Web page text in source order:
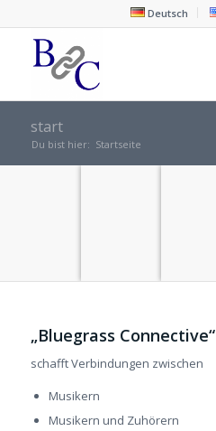
Deutsch
start
Du bist hier: Startseite
„Bluegrass Connective“
schafft Verbindungen zwischen
Musikern
Musikern und Zuhörern